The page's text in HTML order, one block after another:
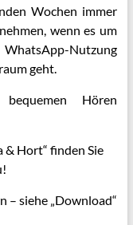
Wochen immer
wenn es um
Nutzung
geht.
Hören
& Hort“ finden Sie
– siehe „Download“